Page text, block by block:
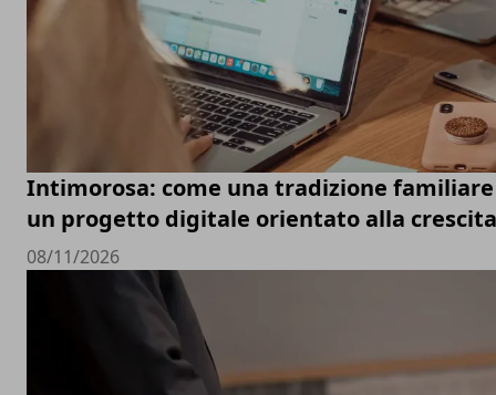
Intimorosa: come una tradizione
un progetto digitale orientato alla
08/11/2026